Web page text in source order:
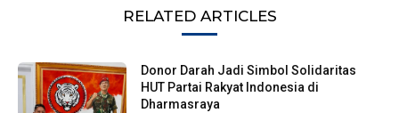
RELATED ARTICLES
Donor Darah Jadi Simbol Solidaritas
HUT Partai Rakyat Indonesia di
Dharmasraya